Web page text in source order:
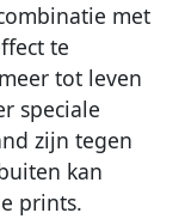
met
te
tot leven
speciale
zijn tegen
kan
prints.